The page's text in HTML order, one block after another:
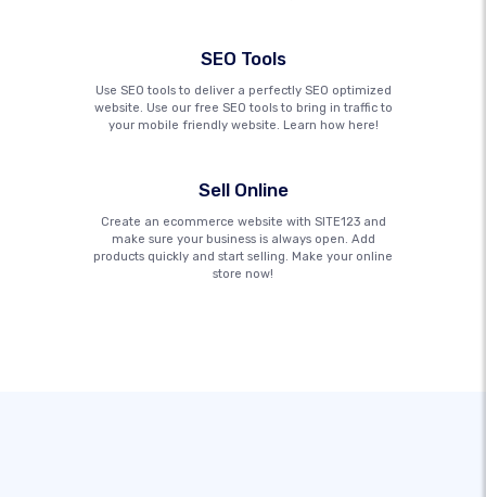
SEO Tools
Use SEO tools to deliver a perfectly SEO optimized
website. Use our free SEO tools to bring in traffic to
your mobile friendly website. Learn how here!
Sell Online
Create an ecommerce website with SITE123 and
make sure your business is always open. Add
products quickly and start selling. Make your online
store now!